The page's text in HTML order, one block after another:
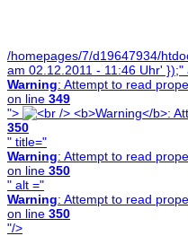
/homepages/7/d19647934/
am 02.12.2011 - 11:46 Uhr' });"
Warning: Attempt to read
on line 349
">
350
" title="
Warning: Attempt to read
on line 350
" alt ="
Warning: Attempt to read
on line 350
"/>